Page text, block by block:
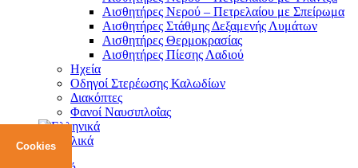
Αισθητήρες Νερού – Πετρελαίου με Σπείρωμα
Αισθητήρες Στάθμης Δεξαμενής Λυμάτων
Αισθητήρες Θερμοκρασίας
Αισθητήρες Πίεσης Λαδιού
Ηχεία
Οδηγοί Στερέωσης Καλωδίων
Διακόπτες
Φανοί Ναυσιπλοΐας
Cookies